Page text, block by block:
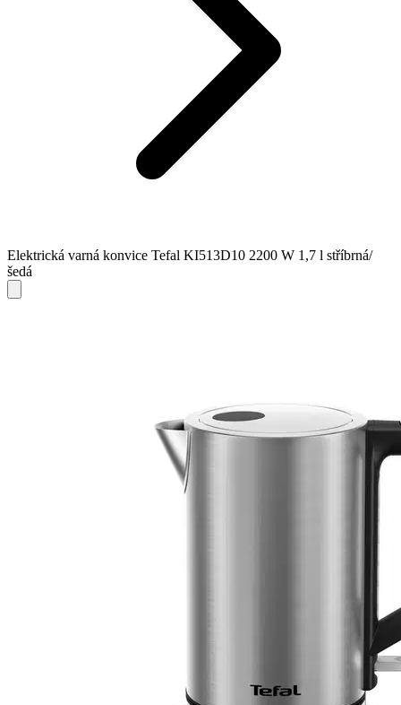
Elektrická varná konvice Tefal KI513D10 2200 W 1,7 l stříbrná/
šedá